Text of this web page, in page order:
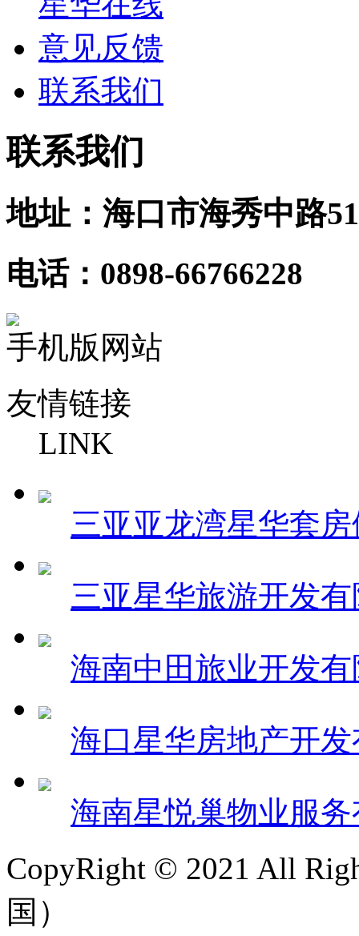
意见反馈
联系我们
联系我们
地址：海口市海秀中路
电话：0898-66766228
手机版网站
友情链接
LINK
三亚亚龙湾星华套
三亚星华旅游开发
海南中田旅业开发
海口星华房地产开
海南星悦巢物业服
CopyRight © 2021 All
国）